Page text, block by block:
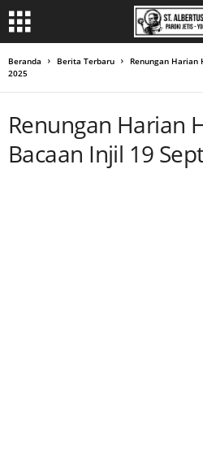
Beranda Berita Terbaru
Renungan
2025
Renungan Harian
Bacaan Injil 19